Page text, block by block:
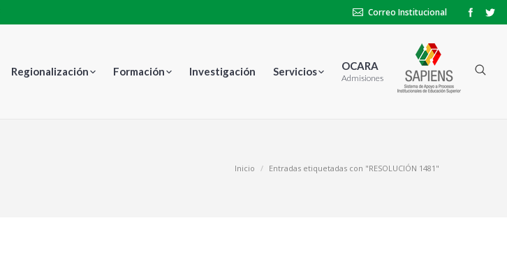
Correo Institucional
Regionalización Formación Investigación Servicios OCARA
Admisiones
Inicio Entradas etiquetadas con "RESOLUCIÓN 1481"